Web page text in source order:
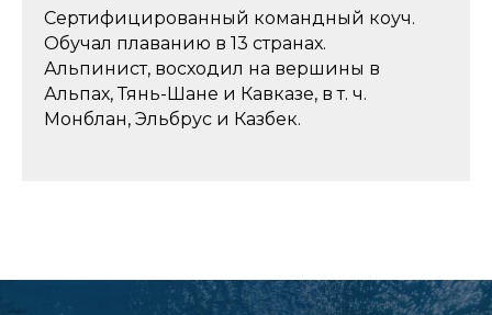
Сертифицированный командный коуч.
Обучал плаванию в 13 странах.
Альпинист, восходил на вершины в
Альпах, Тянь-Шане и Кавказе, в т. ч.
Монблан, Эльбрус и Казбек.